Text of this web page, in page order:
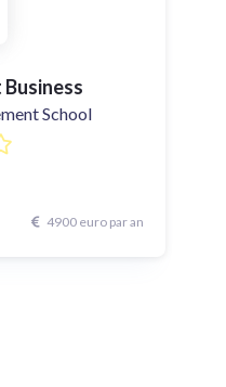
School
4900 euro par an